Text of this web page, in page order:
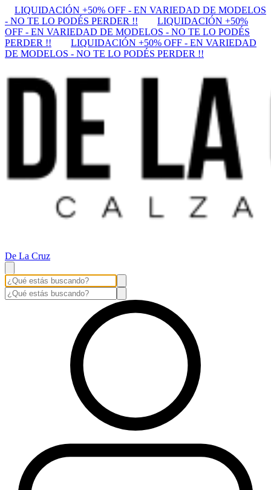
LIQUIDACIÓN +50% OFF - EN VARIEDAD DE MODELOS
- NO TE LO PODÉS PERDER !!
LIQUIDACIÓN +50%
OFF - EN VARIEDAD DE MODELOS - NO TE LO PODÉS
PERDER !!
LIQUIDACIÓN +50% OFF - EN VARIEDAD
DE MODELOS - NO TE LO PODÉS PERDER !!
De La Cruz